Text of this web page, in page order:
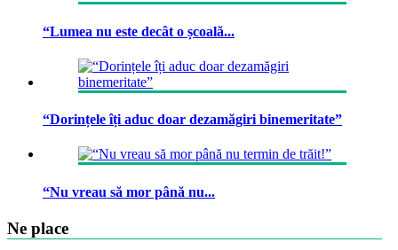
“Lumea nu este decât o școală...
“Dorințele îți aduc doar dezamăgiri binemeritate”
“Nu vreau să mor până nu...
Ne place